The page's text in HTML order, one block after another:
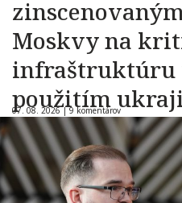
Moskvy na
infraštruktúru
použitím
07. 08. 2026 |9 komentárov